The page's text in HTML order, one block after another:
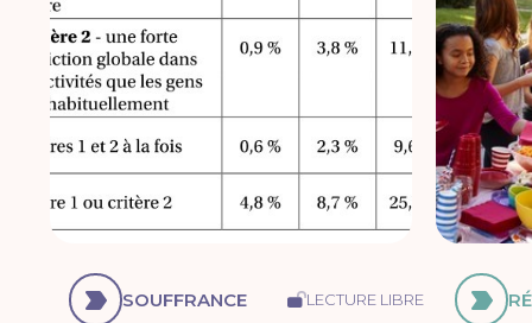
SOUFFRANCE LECTURE LIBRE